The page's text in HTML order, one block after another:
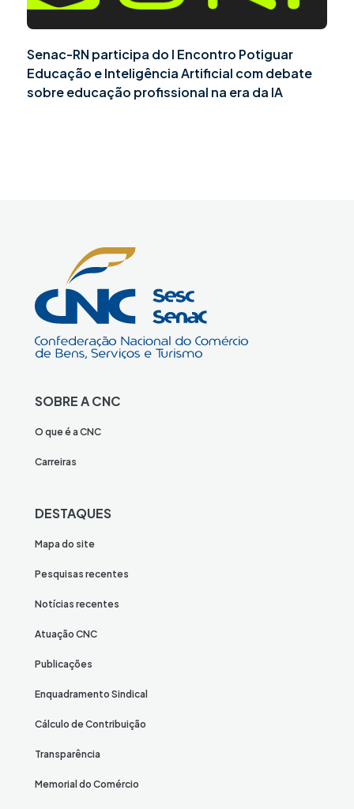
Senac-RN participa do I Encontro Potiguar
Educação e Inteligência Artificial com debate
sobre educação profissional na era da IA
SOBRE A CNC
O que é a CNC
Carreiras
DESTAQUES
Mapa do site
Pesquisas recentes
Notícias recentes
Atuação CNC
Publicações
Enquadramento Sindical
Cálculo de Contribuição
Transparência
Memorial do Comércio